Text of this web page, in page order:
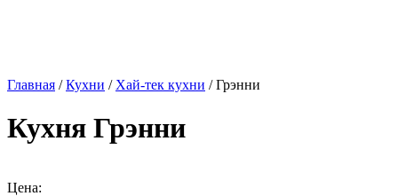
Главная /Кухни / Хай-тек кухни / Грэнни
Кухня Грэнни
Цена: